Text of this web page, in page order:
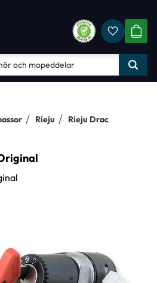
Rieju
Rieju Drac